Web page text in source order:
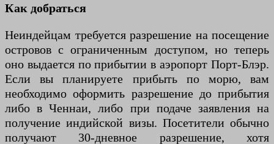
Как добраться
Неиндейцам требуется разрешение на посещение
островов с ограниченным доступом, но теперь
оно выдается по прибытии в аэропорт Порт-Блэр.
Если вы планируете прибыть по морю, вам
необходимо оформить разрешение до прибытия
либо в Ченнаи, либо при подаче заявления на
получение индийской визы. Посетители обычно
получают 30-дневное разрешение, хотя